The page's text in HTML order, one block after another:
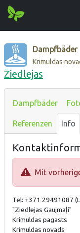
Dampfbäder
Krimuldas
Ziedlejas
Dampfbäder
Referenzen Info
Mit
Tel: +371 29491087
"Ziedlejas Gaujmaļi"
Krimuldas pagasts
Krimuldas novads